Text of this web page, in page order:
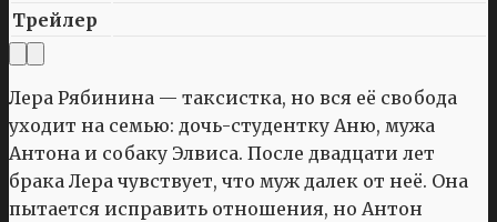
Трейлер
Лера Рябинина — таксистка, но вся её свобода
уходит на семью: дочь-студентку Аню, мужа
Антона и собаку Элвиса. После двадцати лет
брака Лера чувствует, что муж далек от неё. Она
пытается исправить отношения, но Антон